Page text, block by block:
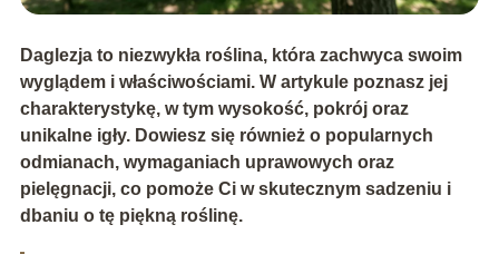
Daglezja to niezwykła roślina, która zachwyca swoim
wyglądem i właściwościami. W artykule poznasz jej
charakterystykę, w tym wysokość, pokrój oraz
unikalne igły. Dowiesz się również o popularnych
odmianach, wymaganiach uprawowych oraz
pielęgnacji, co pomoże Ci w skutecznym sadzeniu i
dbaniu o tę piękną roślinę.